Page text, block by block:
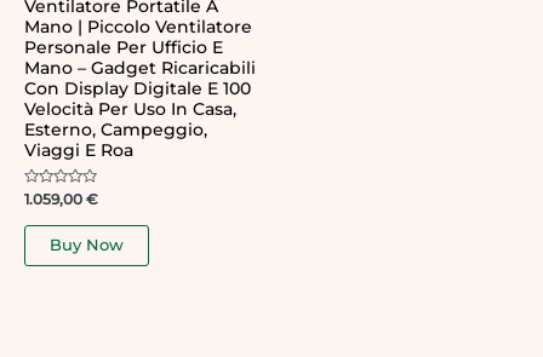
Ventilatore Portatile A
Mano | Piccolo Ventilatore
Personale Per Ufficio E
Mano – Gadget Ricaricabili
Con Display Digitale E 100
Velocità Per Uso In Casa,
Esterno, Campeggio,
Viaggi E Roa
Rated
out
1.059,00 €
Buy Now